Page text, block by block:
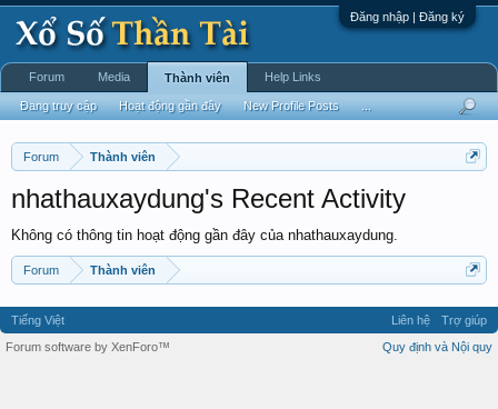
Đăng nhập | Đăng ký
Forum Thành viên
nhathauxaydung's Recent Activity
Không có thông tin hoạt động gần đây của nhathauxaydung.
Forum Thành viên
Forum Media Thành viên
Đang truy cập Hoạt động gần đây New Profile Posts
Help Links
Tiếng Việt Liên hệ
Trợ giúp
Quy định và Nội quy
Forum software by XenForo™